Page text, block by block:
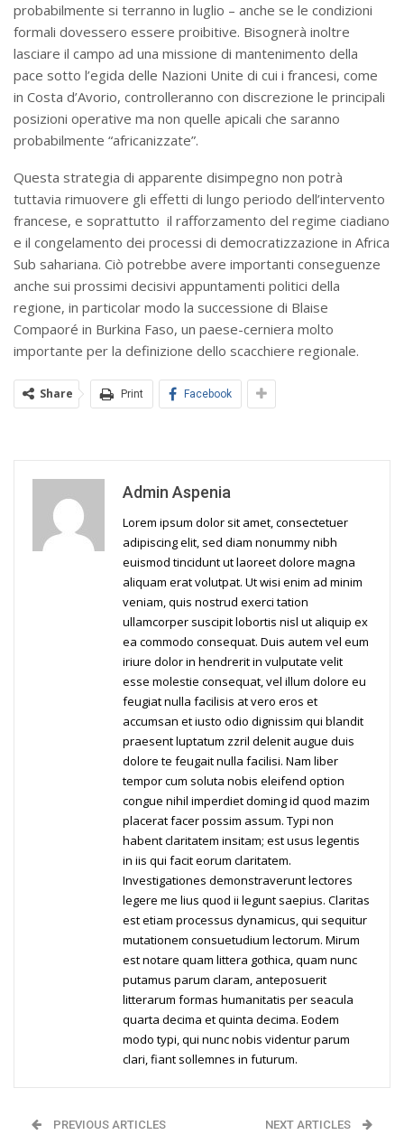
probabilmente si terranno in luglio – anche se le condizioni
formali dovessero essere proibitive. Bisognerà inoltre
lasciare il campo ad una missione di mantenimento della
pace sotto l’egida delle Nazioni Unite di cui i francesi, come
in Costa d’Avorio, controlleranno con discrezione le principali
posizioni operative ma non quelle apicali che saranno
probabilmente “africanizzate”.
Questa strategia di apparente disimpegno non potrà
tuttavia rimuovere gli effetti di lungo periodo dell’intervento
francese, e soprattutto il rafforzamento del regime ciadiano
e il congelamento dei processi di democratizzazione in Africa
Sub sahariana. Ciò potrebbe avere importanti conseguenze
anche sui prossimi decisivi appuntamenti politici della
regione, in particolar modo la successione di Blaise
Compaoré in Burkina Faso, un paese-cerniera molto
importante per la definizione dello scacchiere regionale.
Share Print Facebook
Admin Aspenia
Lorem ipsum dolor sit amet, consectetuer
adipiscing elit, sed diam nonummy nibh
euismod tincidunt ut laoreet dolore magna
aliquam erat volutpat. Ut wisi enim ad minim
veniam, quis nostrud exerci tation
ullamcorper suscipit lobortis nisl ut aliquip ex
ea commodo consequat. Duis autem vel eum
iriure dolor in hendrerit in vulputate velit
esse molestie consequat, vel illum dolore eu
feugiat nulla facilisis at vero eros et
accumsan et iusto odio dignissim qui blandit
praesent luptatum zzril delenit augue duis
dolore te feugait nulla facilisi. Nam liber
tempor cum soluta nobis eleifend option
congue nihil imperdiet doming id quod mazim
placerat facer possim assum. Typi non
habent claritatem insitam; est usus legentis
in iis qui facit eorum claritatem.
Investigationes demonstraverunt lectores
legere me lius quod ii legunt saepius. Claritas
est etiam processus dynamicus, qui sequitur
mutationem consuetudium lectorum. Mirum
est notare quam littera gothica, quam nunc
putamus parum claram, anteposuerit
litterarum formas humanitatis per seacula
quarta decima et quinta decima. Eodem
modo typi, qui nunc nobis videntur parum
clari, fiant sollemnes in futurum.
PREVIOUS ARTICLES NEXT ARTICLES